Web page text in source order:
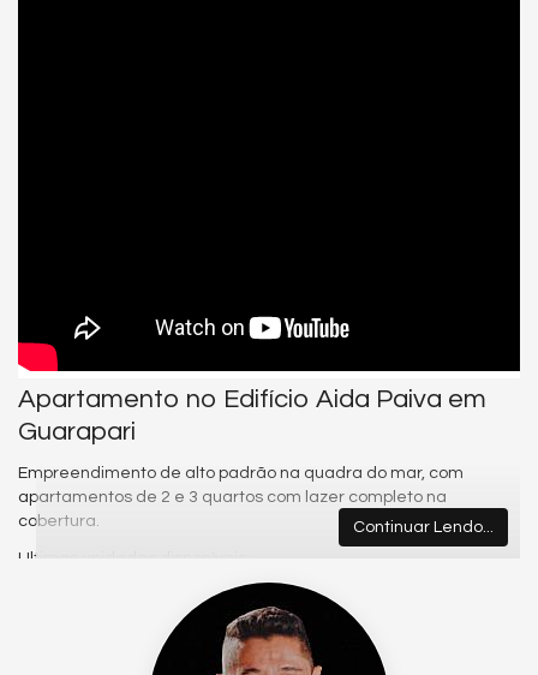
Apartamento no Edifício Aida Paiva em
Guarapari
Empreendimento de alto padrão na quadra do mar, com
apartamentos de 2 e 3 quartos com lazer completo na
cobertura.
Ultimas unidades disponíveis:
Apenas de 3 quartos de frente para rua com vista para o mar;
Parcelamento direto com a construtora em até 72 meses com
juros de mercado.
Continuar Lendo...